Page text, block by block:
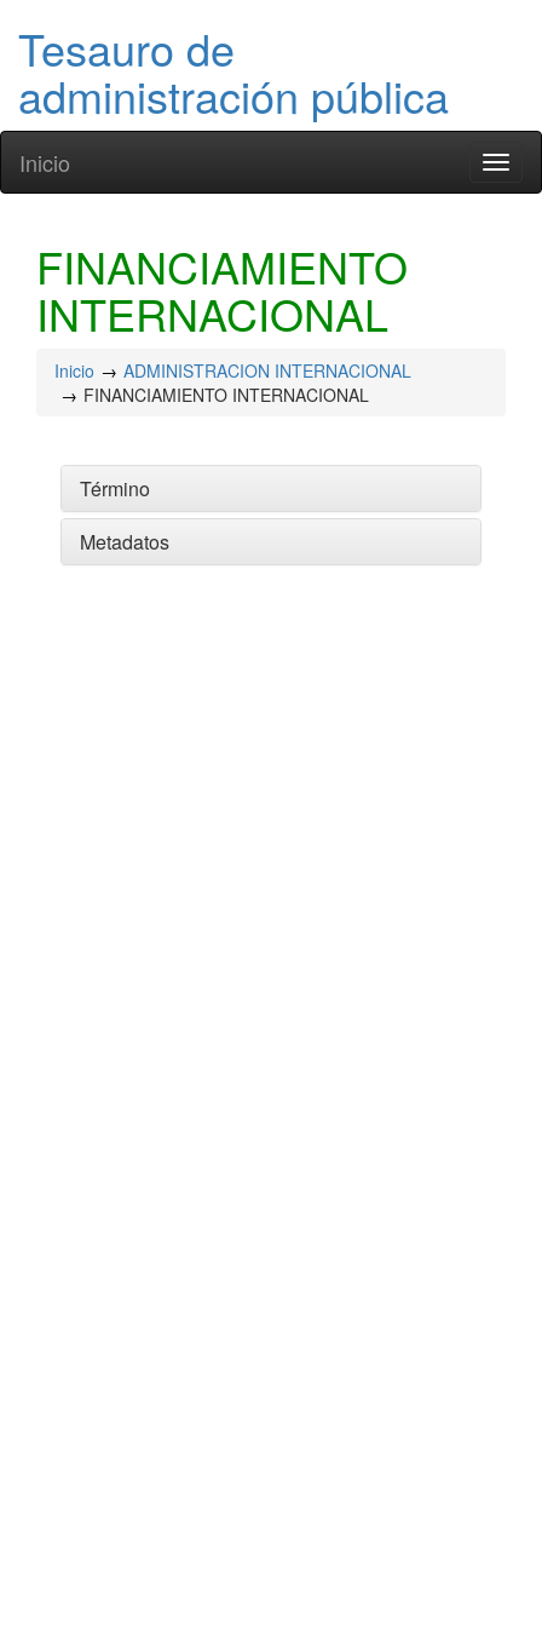
Tesauro de
administración pública
Inicio
FINANCIAMIENTO
INTERNACIONAL
Inicio
ADMINISTRACION INTERNACIONAL
FINANCIAMIENTO INTERNACIONAL
Término
Metadatos